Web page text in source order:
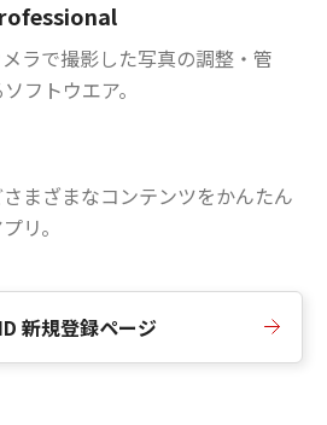
ラで撮影した写真の調整・管
フトウエア。
まざまなコンテンツをかんたん
リ。
新規登録ページ